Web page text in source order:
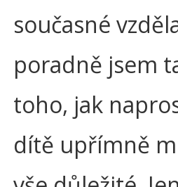
současné
poradně jsem
toho, jak
dítě upřímně